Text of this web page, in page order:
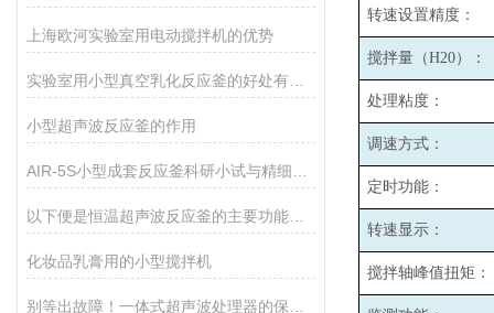
上海欧河实验室用电动搅拌机的优势
小型超声波反应釜的作用
化妆品乳膏用的小型搅拌机
转速设置精度：
搅拌量（H20）：
处理粘度：
调速方式：
定时功能：
转速显示：
搅拌轴峰值扭矩：